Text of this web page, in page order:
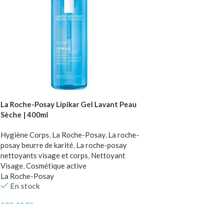
La Roche-Posay Lipikar Gel Lavant Peau
Sèche | 400ml
Hygiène Corps, La Roche-Posay, La roche-
posay beurre de karité, La roche-posay
nettoyants visage et corps, Nettoyant
Visage,Cosmétique active
La Roche-Posay
En stock